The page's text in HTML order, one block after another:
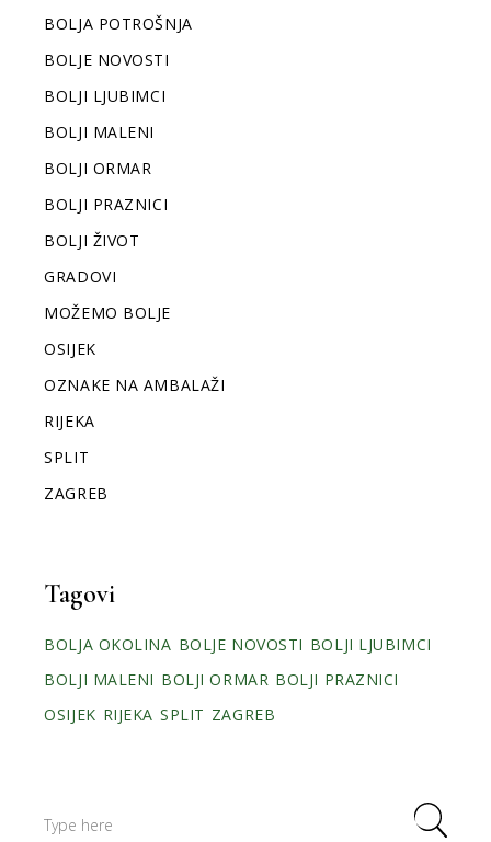
BOLJA POTROŠNJA
BOLJE NOVOSTI
BOLJI LJUBIMCI
BOLJI MALENI
BOLJI ORMAR
BOLJI PRAZNICI
BOLJI ŽIVOT
GRADOVI
MOŽEMO BOLJE
OSIJEK
OZNAKE NA AMBALAŽI
RIJEKA
SPLIT
ZAGREB
Tagovi
BOLJA OKOLINA BOLJE NOVOSTI BOLJI LJUBIMCI
BOLJI MALENI BOLJI ORMAR BOLJI PRAZNICI
OSIJEK RIJEKA SPLIT ZAGREB
for: